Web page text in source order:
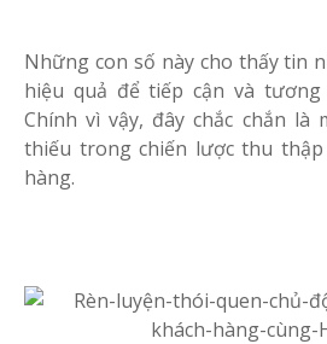
Những con số này cho thấy tin
hiệu quả để tiếp cận và tương
Chính vì vậy, đây chắc chắn
thiếu trong chiến lược thu
hàng.